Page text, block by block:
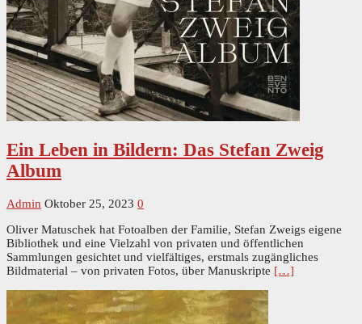
Ein Leben in Bildern: Das Stefan Zweig
Album
Admin Oktober 25, 2023 0
Oliver Matuschek hat Fotoalben der Familie, Stefan Zweigs eigene
Bibliothek und eine Vielzahl von privaten und öffentlichen
Sammlungen gesichtet und vielfältiges, erstmals zugängliches
Bildmaterial – von privaten Fotos, über Manuskripte […]